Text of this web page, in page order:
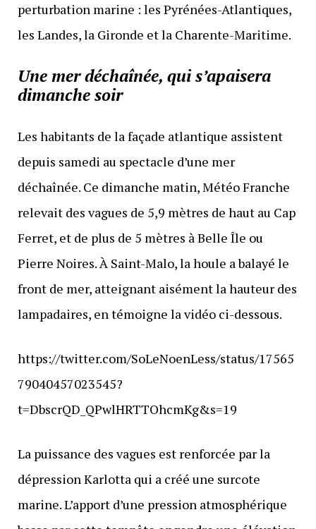
perturbation marine : les Pyrénées-Atlantiques,
les Landes, la Gironde et la Charente-Maritime.
Une mer déchaînée, qui s’apaisera
dimanche soir
Les habitants de la façade atlantique assistent
depuis samedi au spectacle d’une mer
déchaînée. Ce dimanche matin, Météo Franche
relevait des vagues de 5,9 mètres de haut au Cap
Ferret, et de plus de 5 mètres à Belle Île ou
Pierre Noires. À Saint-Malo, la houle a balayé le
front de mer, atteignant aisément la hauteur des
lampadaires, en témoigne la vidéo ci-dessous.
https://twitter.com/SoLeNoenLess/status/17565
79040457023545?
t=DbscrQD_QPwlHRTTOhcmKg&s=19
La puissance des vagues est renforcée par la
dépression Karlotta qui a créé une surcote
marine. L’apport d’une pression atmosphérique